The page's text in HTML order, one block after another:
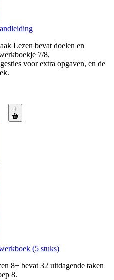
Lezen bevat doelen en
7/8,
voor extra opgaven, en de
+
(5 stuks)
8+ bevat 32 uitdagende taken
8.